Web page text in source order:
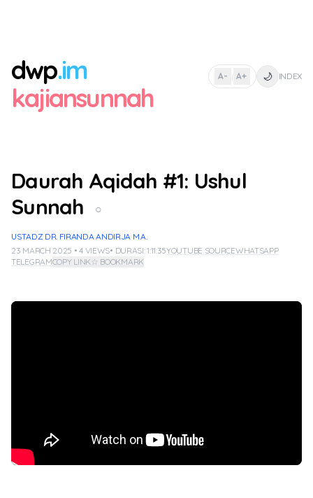
dwp.im
kajiansunnah
A- | A+ 🌙 INDEX
Daurah Aqidah #1: Ushul
Sunnah
○
USTADZ DR. FIRANDA ANDIRJA M.A.
23 MARCH 2025 • 4 VIEWS• DURASI: 1:11:35YOUTUBE SOURCEWHATSAPP
TELEGRAMCOPY LINK☆ BOOKMARK